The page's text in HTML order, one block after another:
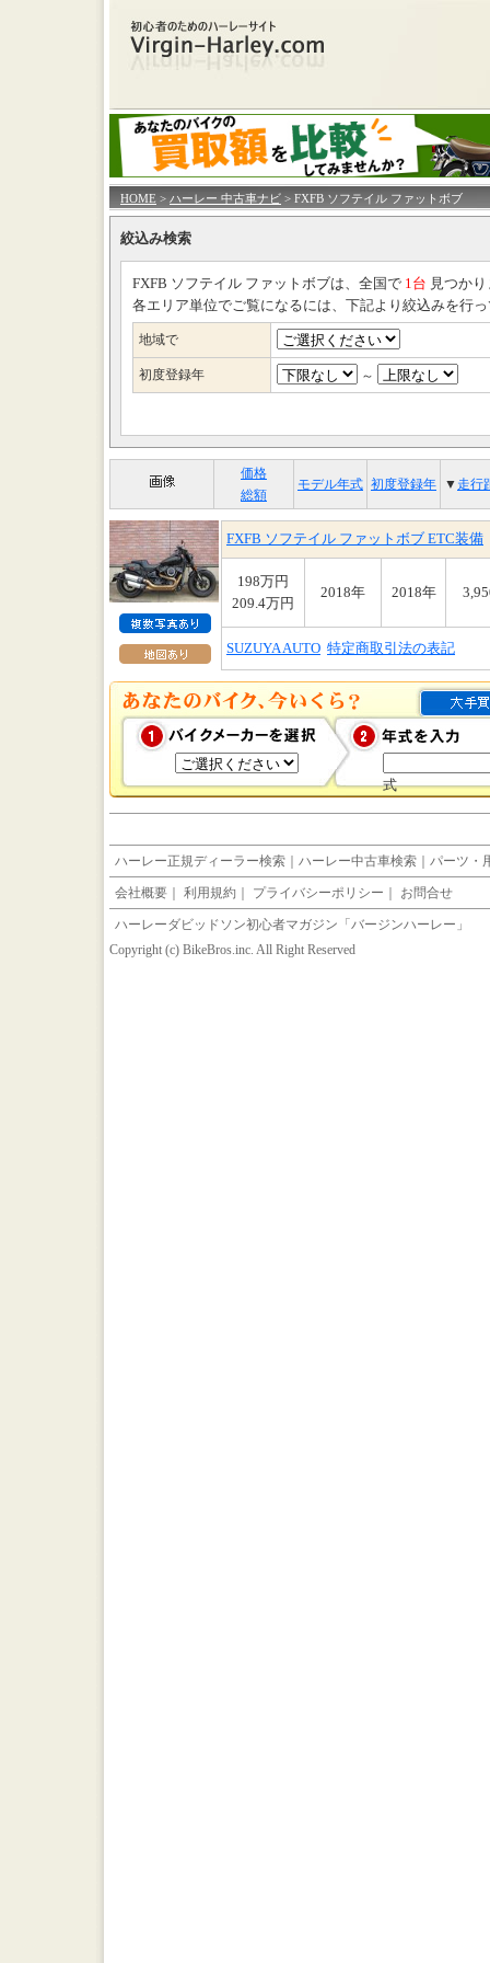
HOME > ハーレー 中古車ナビ > FXFB ソフテイル ファットボブ
絞込み検索
FXFB ソフテイル ファットボブは、全国で 1台 見つか
各エリア単位でご覧になるには、下記より絞込みを行
地域で
初度登録年 ～
価格
総額
モデル年式 初度登録年 ▼ 走行
FXFB ソフテイル ファットボブ ETC装備
198万円
209.4万円
2018年 2018年
SUZUYA AUTO 特定商取引法の表記
式
ハーレー正規ディーラー検索 ｜ ハーレー中古車検索 ｜ パーツ・
会社概要 ｜ 利用規約 ｜ プライバシーポリシー ｜ お問合せ
ハーレーダビッドソン初心者マガジン「バージンハーレー」
Copyright (c) BikeBros.inc. All Right Reserved